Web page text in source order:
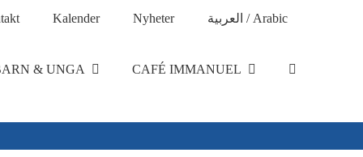
Kalender Nyheter العربية / Arabic
& UNGA CAFÉ IMMANUEL